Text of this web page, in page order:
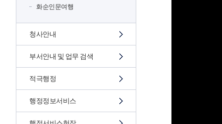
화순인문여행
청사안내
부서안내 및 업무 검색
적극행정
행정정보서비스